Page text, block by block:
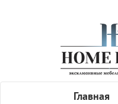
Главная